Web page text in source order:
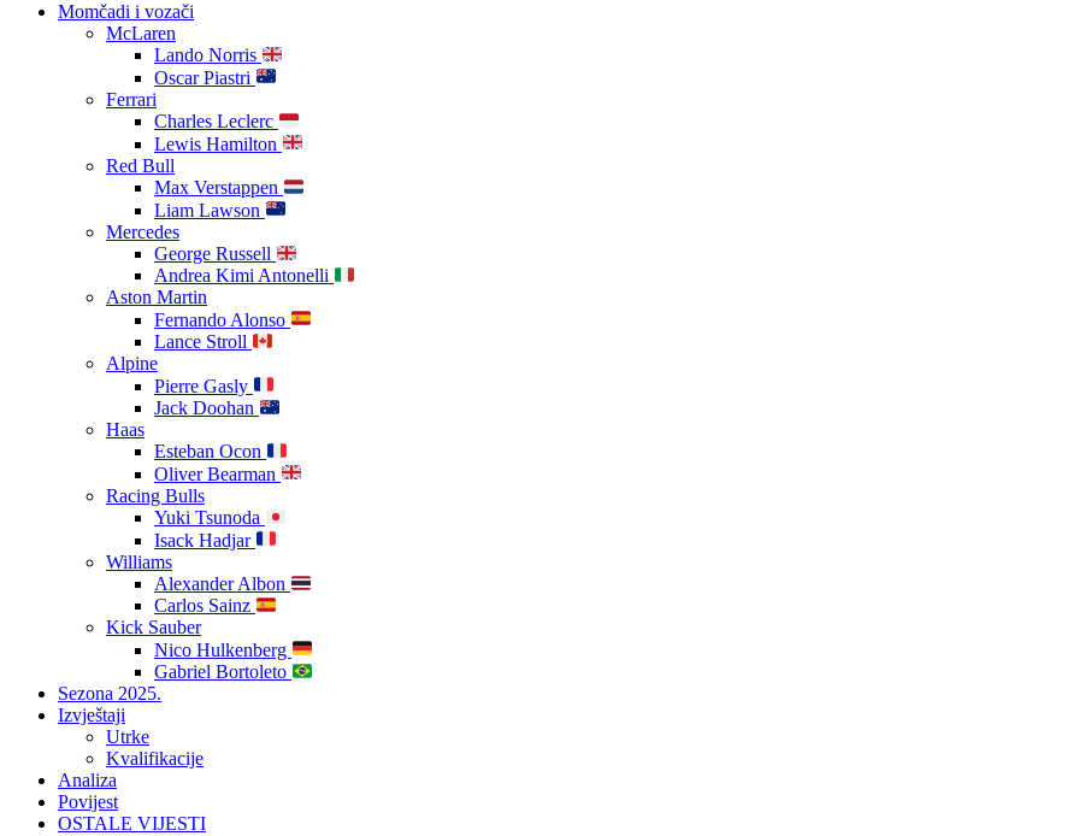
Momčadi i vozači
McLaren
Lando Norris
Oscar Piastri
Ferrari
Charles Leclerc
Lewis Hamilton
Red Bull
Max Verstappen
Liam Lawson
Mercedes
George Russell
Andrea Kimi Antonelli
Aston Martin
Fernando Alonso
Lance Stroll
Alpine
Pierre Gasly
Jack Doohan
Haas
Esteban Ocon
Oliver Bearman
Racing Bulls
Yuki Tsunoda
Isack Hadjar
Williams
Alexander Albon
Carlos Sainz
Kick Sauber
Nico Hulkenberg
Gabriel Bortoleto
Sezona 2025.
Izvještaji
Utrke
Kvalifikacije
Analiza
Povijest
OSTALE VIJESTI